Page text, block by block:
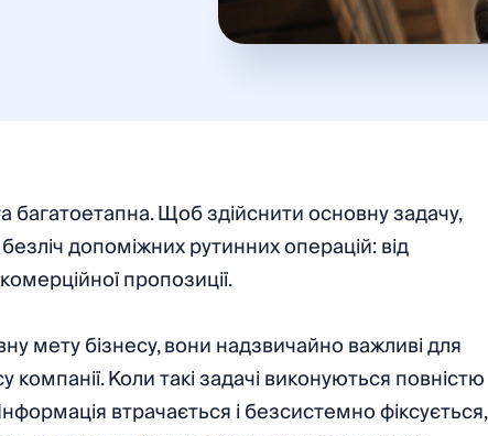
багатоетапна. Щоб здійснити основну задачу,
допоміжних рутинних операцій: від
пропозиції.
мету бізнесу, вони надзвичайно важливі для
Коли такі задачі виконуються повністю
втрачається і безсистемно фіксується,